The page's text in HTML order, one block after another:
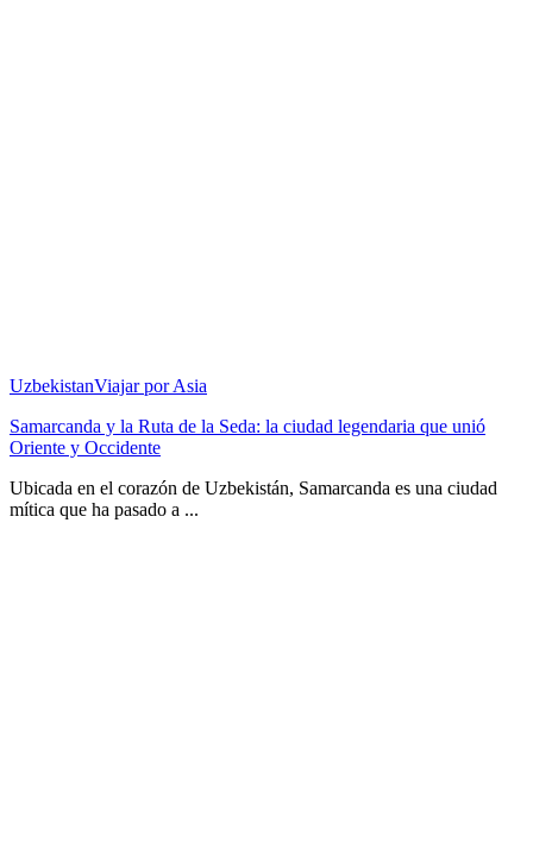
UzbekistanViajar por Asia
Samarcanda y la Ruta de la Seda: la ciudad legendaria que unió
Oriente y Occidente
Ubicada en el corazón de Uzbekistán, Samarcanda es una ciudad
mítica que ha pasado a ...